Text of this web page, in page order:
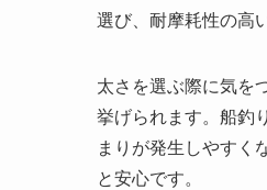
選び、耐摩耗性の高
太さを選ぶ際に気を
挙げられます。船釣
まりが発生しやすく
と安心です。